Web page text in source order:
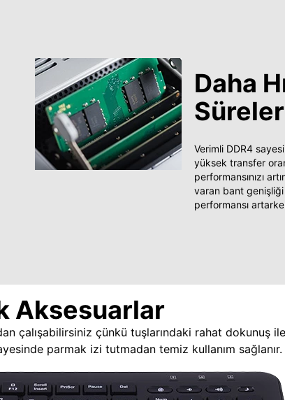
Daha
Verimli DDR4
yüksek transfer
performansınızı
varan bant
performansı
Aksesuarlar
çünkü tuşlarındaki rahat dokunuş
parmak izi tutmadan temiz kullanım sağlanır.